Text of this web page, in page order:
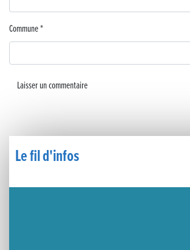
BOCA no BECO pour le lancement du Couleurs Jazz Festival !
Concours Hippique de Saut d’Obstacles
Le Carnavélo 2025 a illuminé Lons-le-Saunier !
Le fil d'infos
Commune*